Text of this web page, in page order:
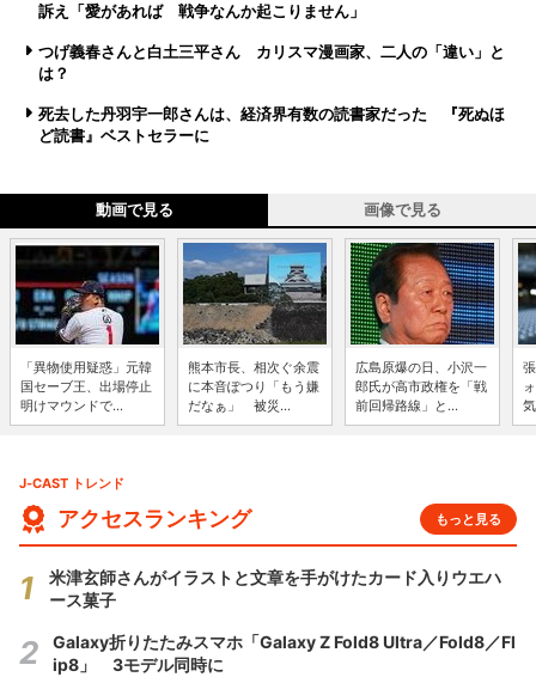
訴え「愛があれば 戦争なんか起こりません」
つげ義春さんと白土三平さん カリスマ漫画家、二人の「違い」と
は？
死去した丹羽宇一郎さんは、経済界有数の読書家だった 『死ぬほ
ど読書』ベストセラーに
動画で見る 画像で見る
「異物使用疑惑」元韓
国セーブ王、出場停止
明けマウンドで...
熊本市長、相次ぐ余震
に本音ぽつり「もう嫌
だなぁ」 被災...
広島原爆の日、小沢一
郎氏が高市政権を「戦
前回帰路線」と...
J-CAST トレンド
アクセスランキング もっと見る
米津玄師さんがイラストと文章を手がけたカード入りウエハ
ース菓子
Galaxy折りたたみスマホ「Galaxy Z Fold8 Ultra／Fold8／Fl
ip8」 3モデル同時に